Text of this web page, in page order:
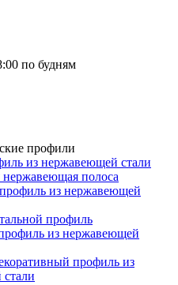
по будням
профили
из нержавеющей стали
нержавеющая полоса
из нержавеющей
профиль
из нержавеющей
профиль из